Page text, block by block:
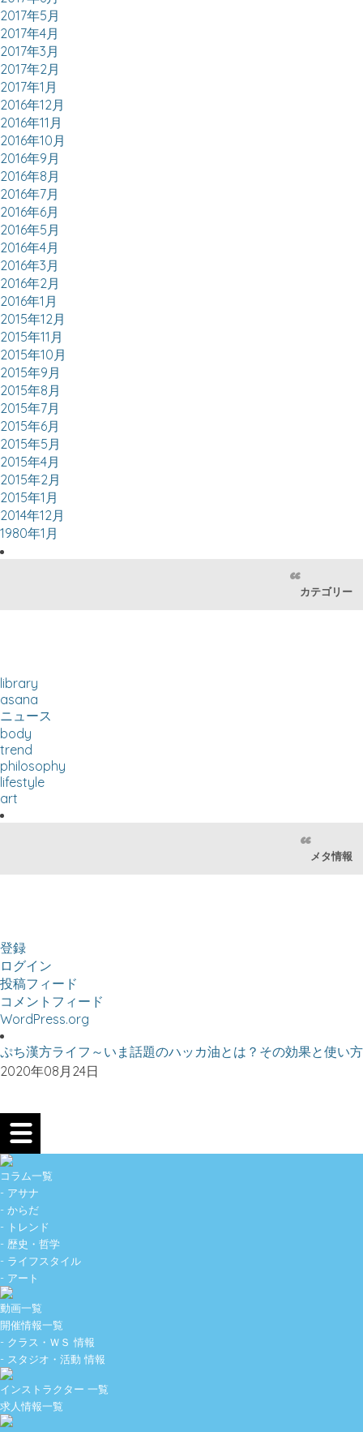
2017年5月
2017年4月
2017年3月
2017年2月
2017年1月
2016年12月
2016年11月
2016年10月
2016年9月
2016年8月
2016年7月
2016年6月
2016年5月
2016年4月
2016年3月
2016年2月
2016年1月
2015年12月
2015年11月
2015年10月
2015年9月
2015年8月
2015年7月
2015年6月
2015年5月
2015年4月
2015年2月
2015年1月
2014年12月
1980年1月
カテゴリー
library
asana
ニュース
body
trend
philosophy
lifestyle
art
メタ情報
登録
ログイン
投稿フィード
コメントフィード
WordPress.org
ぷち漢方ライフ～いま話題のハッカ油とは？その効果と使い方
2020年08月24日
コラム一覧
- アサナ
- からだ
- トレンド
- 歴史・哲学
- ライフスタイル
- アート
動画一覧
開催情報一覧
- クラス・ＷＳ 情報
- スタジオ・活動 情報
インストラクター 一覧
求人情報一覧